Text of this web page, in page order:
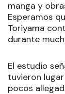
manga y
Esperamos
Toriyama
durante
El estudio
tuvieron
pocos